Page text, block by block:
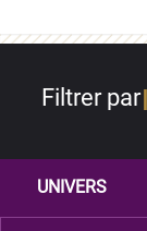
Filtrer par
UNIVERS